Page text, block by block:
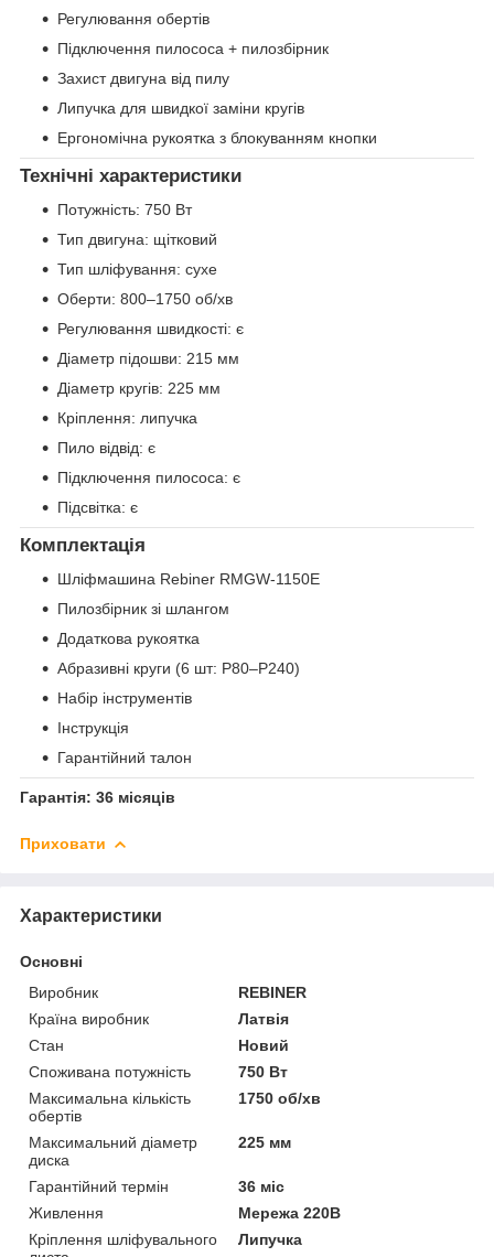
Регулювання обертів
Підключення пилососа + пилозбірник
Захист двигуна від пилу
Липучка для швидкої заміни кругів
Ергономічна рукоятка з блокуванням кнопки
Технічні характеристики
Потужність: 750 Вт
Тип двигуна: щітковий
Тип шліфування: сухе
Оберти: 800–1750 об/хв
Регулювання швидкості: є
Діаметр підошви: 215 мм
Діаметр кругів: 225 мм
Кріплення: липучка
Пило відвід: є
Підключення пилососа: є
Підсвітка: є
Комплектація
Шліфмашина Rebiner RMGW-1150E
Пилозбірник зі шлангом
Додаткова рукоятка
Абразивні круги (6 шт: P80–P240)
Набір інструментів
Інструкція
Гарантійний талон
Гарантія: 36 місяців
Приховати
Характеристики
Основні
Виробник
REBINER
Країна виробник
Латвія
Стан
Новий
Споживана потужність
750 Вт
Максимальна кількість
обертів
1750 об/хв
Максимальний діаметр
диска
225 мм
Гарантійний термін
36 міс
Живлення
Мережа 220В
Кріплення шліфувального
Липучка